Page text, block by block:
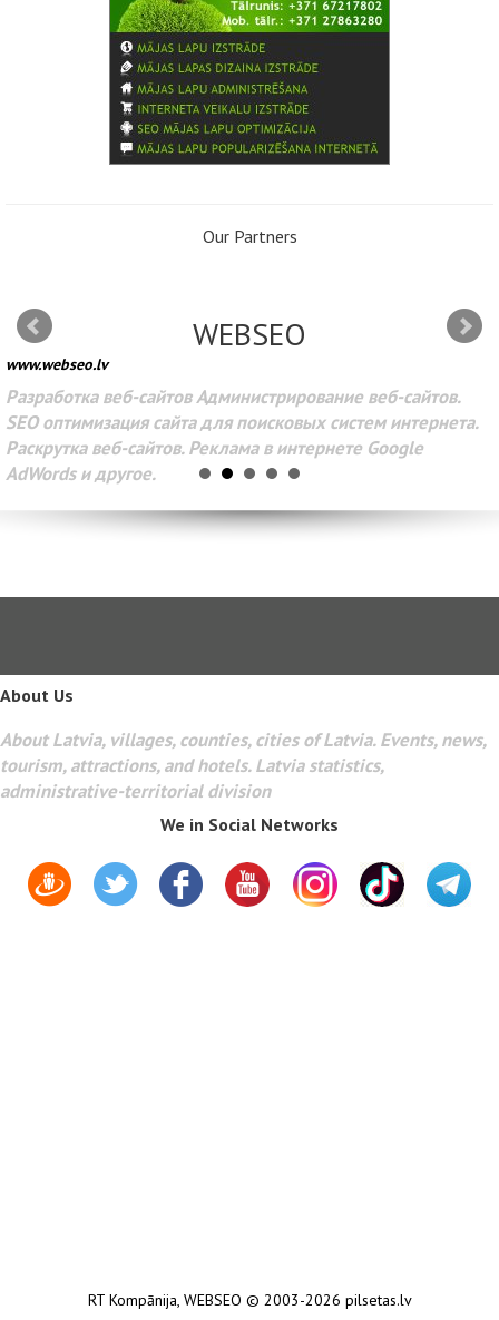
Our Partners
WEBSEO
www.webseo.lv
Разработка веб-сайтов Администрирование веб-сайтов.
SEO оптимизация сайта для поисковых систем интернета.
Раскрутка веб-сайтов. Реклама в интернете Google
AdWords и другое.
About Us
About Latvia, villages, counties, cities of Latvia. Events, news,
tourism, attractions, and hotels. Latvia statistics,
administrative-territorial division
We in Social Networks
RT Kompānija WEBSEO © 2003-2026 pilsetas.lv